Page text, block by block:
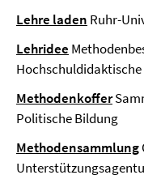
Lehre laden Ruhr-
Lehridee
Methodenkoffer
Politische Bildung
Methodensammlung